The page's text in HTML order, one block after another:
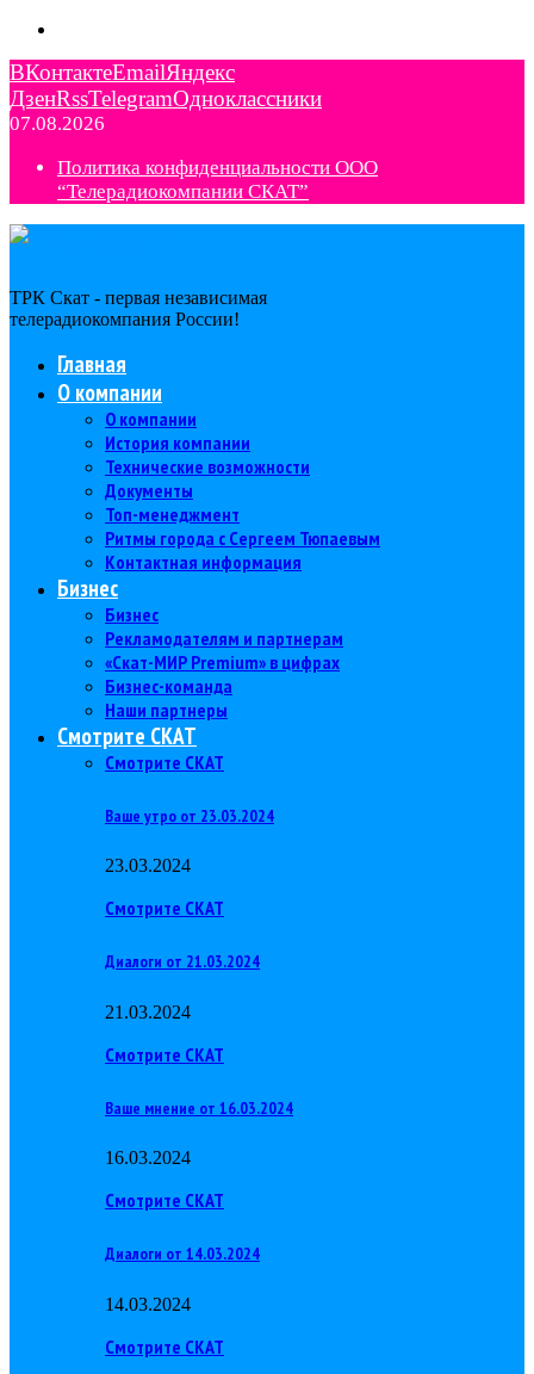
ВКонтактеEmailЯндекс
ДзенRssTelegramОдноклассники
07.08.2026
Политика конфиденциальности ООО
“Телерадиокомпании СКАТ”
ТРК Скат - первая независимая
телерадиокомпания Роcсии!
Главная
О компании
О компании
История компании
Технические возможности
Документы
Топ-менеджмент
Ритмы города с Сергеем Тюпаевым
Контактная информация
Бизнес
Бизнес
Рекламодателям и партнерам
«Скат-МИР Premium» в цифрах
Бизнес-команда
Наши партнеры
Смотрите СКАТ
Смотрите СКАТ
Ваше утро от 23.03.2024
23.03.2024
Смотрите СКАТ
Диалоги от 21.03.2024
21.03.2024
Смотрите СКАТ
Ваше мнение от 16.03.2024
16.03.2024
Смотрите СКАТ
Диалоги от 14.03.2024
14.03.2024
Смотрите СКАТ